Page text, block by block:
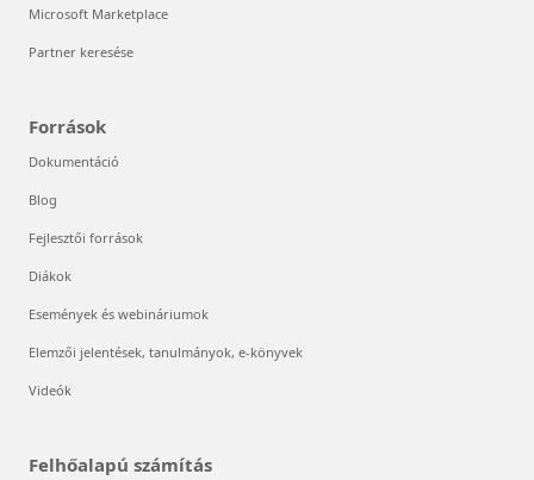
Microsoft Marketplace
Partner keresése
Források
Dokumentáció
Blog
Fejlesztői források
Diákok
Események és webináriumok
Elemzői jelentések, tanulmányok, e-könyvek
Videók
Felhőalapú számítás